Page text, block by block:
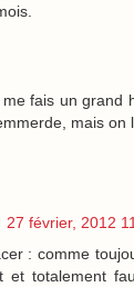
fais un grand
mais on
27 février, 2012
: comme
et totalement